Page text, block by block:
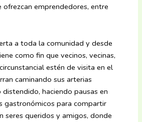
ofrezcan emprendedores, entre
a toda la comunidad y desde
como fin que vecinos, vecinas,
estén de visita en el
caminando sus arterias
haciendo pausas en
gastronómicos para compartir
seres queridos y amigos, donde